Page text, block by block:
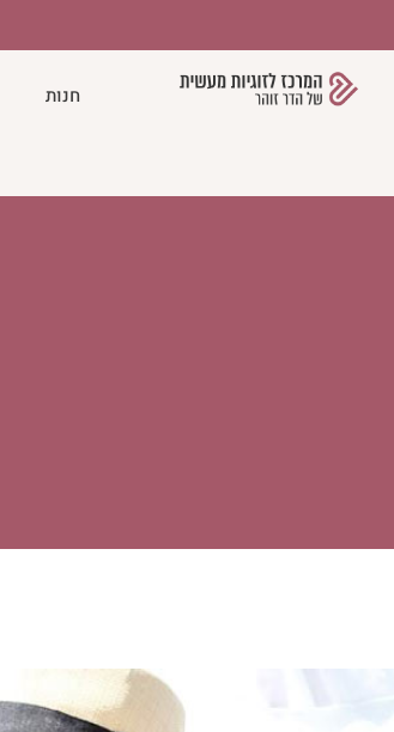
חנות